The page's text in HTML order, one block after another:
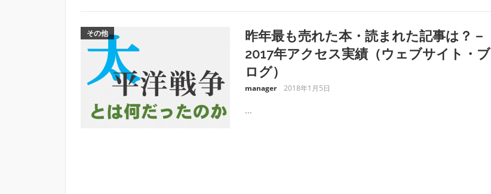
その他
昨年最も売れた本・読まれた記事は？－
2017年アクセス実績（ウェブサイト・ブ
ログ）
manager 2018年1月5日
...